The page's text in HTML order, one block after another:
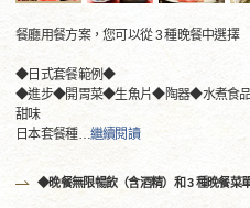
餐廳用餐方案，您可以從 3 種晚餐中選擇
◆日式套餐範例◆
◆進步◆開胃菜◆生魚片◆陶器◆水煮食
甜味
日本套餐種…繼續閱讀
◆晚餐無限暢飲（含酒精）和 3 種晚餐菜